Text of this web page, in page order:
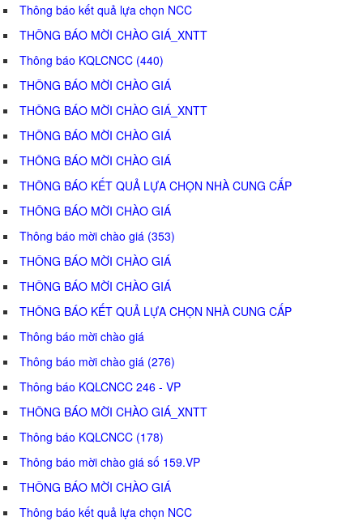
Thông báo kết quả lựa chọn NCC
THÔNG BÁO MỜI CHÀO GIÁ_XNTT
Thông báo KQLCNCC (440)
THÔNG BÁO MỜI CHÀO GIÁ
THÔNG BÁO MỜI CHÀO GIÁ_XNTT
THÔNG BÁO MỜI CHÀO GIÁ
THÔNG BÁO MỜI CHÀO GIÁ
THÔNG BÁO KẾT QUẢ LỰA CHỌN NHÀ CUNG CẤP
THÔNG BÁO MỜI CHÀO GIÁ
Thông báo mời chào giá (353)
THÔNG BÁO MỜI CHÀO GIÁ
THÔNG BÁO MỜI CHÀO GIÁ
THÔNG BÁO KẾT QUẢ LỰA CHỌN NHÀ CUNG CẤP
Thông báo mời chào giá
Thông báo mời chào giá (276)
Thông báo KQLCNCC 246 - VP
THÔNG BÁO MỜI CHÀO GIÁ_XNTT
Thông báo KQLCNCC (178)
Thông báo mời chào giá số 159.VP
THÔNG BÁO MỜI CHÀO GIÁ
Thông báo kết quả lựa chọn NCC